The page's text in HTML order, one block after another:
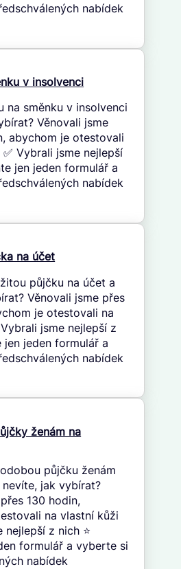
nabídek
v insolvenci
na směnku v insolvenci
Věnovali jsme
abychom je otestovali
Vybrali jsme nejlepší
jen jeden formulář a
nabídek
na účet
půjčku na účet a
Věnovali jsme přes
je otestovali na
jsme nejlepší z
jen jeden formulář a
nabídek
ženám na
půjčku ženám
jak vybírat?
130 hodin,
na vlastní kůži
nejlepší z nich ⭐
formulář a vyberte si
nabídek